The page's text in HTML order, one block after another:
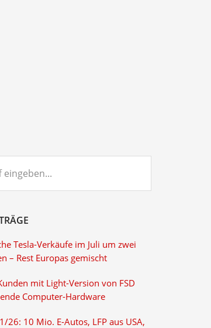
Tesla-Verkäufe im Juli um zwei
– Rest Europas gemischt
mit Light-Version von FSD
Computer-Hardware
26: 10 Mio. E-Autos, LFP aus USA,